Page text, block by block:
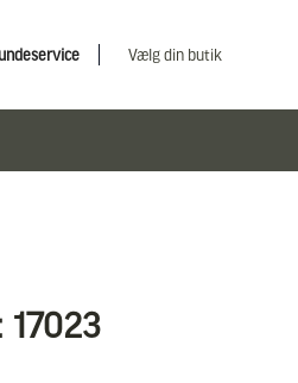
Vælg din butik
17023